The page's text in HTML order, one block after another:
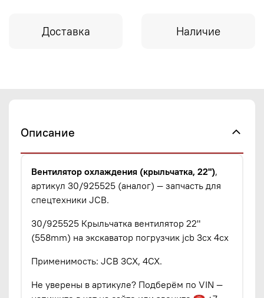
Доставка Наличие
Описание
Вентилятор охлаждения (крыльчатка, 22"),
артикул 30/925525 (аналог) — запчасть для
спецтехники JCB.
30/925525 Крыльчатка вентилятор 22"
(558mm) на экскаватор погрузчик jcb 3cx 4cx
Применимость: JCB 3CX, 4CX.
Не уверены в артикуле? Подберём по VIN —